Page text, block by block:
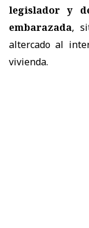
legislador y
embarazada,
altercado al
vivienda.